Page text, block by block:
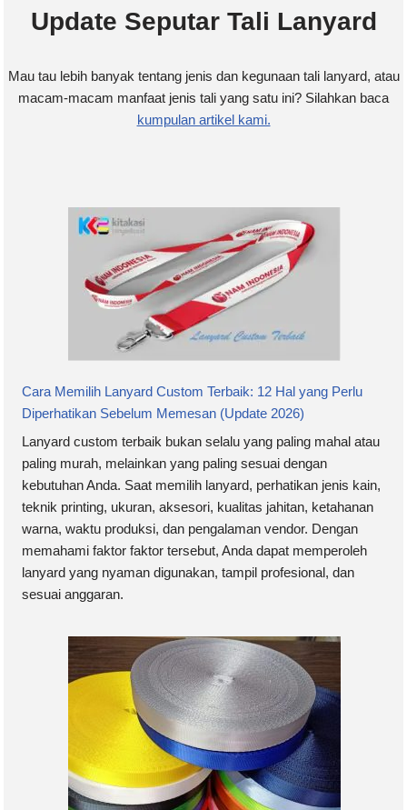
Update Seputar Tali Lanyard
Mau tau lebih banyak tentang jenis dan kegunaan tali lanyard, atau
macam-macam manfaat jenis tali yang satu ini? Silahkan baca
kumpulan artikel kami.
Cara Memilih Lanyard Custom Terbaik: 12 Hal yang Perlu
Diperhatikan Sebelum Memesan (Update 2026)
Lanyard custom terbaik bukan selalu yang paling mahal atau
paling murah, melainkan yang paling sesuai dengan
kebutuhan Anda. Saat memilih lanyard, perhatikan jenis kain,
teknik printing, ukuran, aksesori, kualitas jahitan, ketahanan
warna, waktu produksi, dan pengalaman vendor. Dengan
memahami faktor faktor tersebut, Anda dapat memperoleh
lanyard yang nyaman digunakan, tampil profesional, dan
sesuai anggaran.